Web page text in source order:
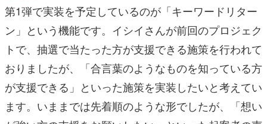
第1弾で実装を予定しているのが「キーワードリター
ン」という機能です。イシイさんが前回のプロジェク
トで、抽選で当たった方が支援できる施策を行われて
おりましたが、「合言葉のようなものを知っている方
が支援できる」といった施策を実装したいと考えてい
ます。いままでは先着順のような形でしたが、「想い